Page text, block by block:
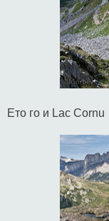
Ето го и Lac Cornu